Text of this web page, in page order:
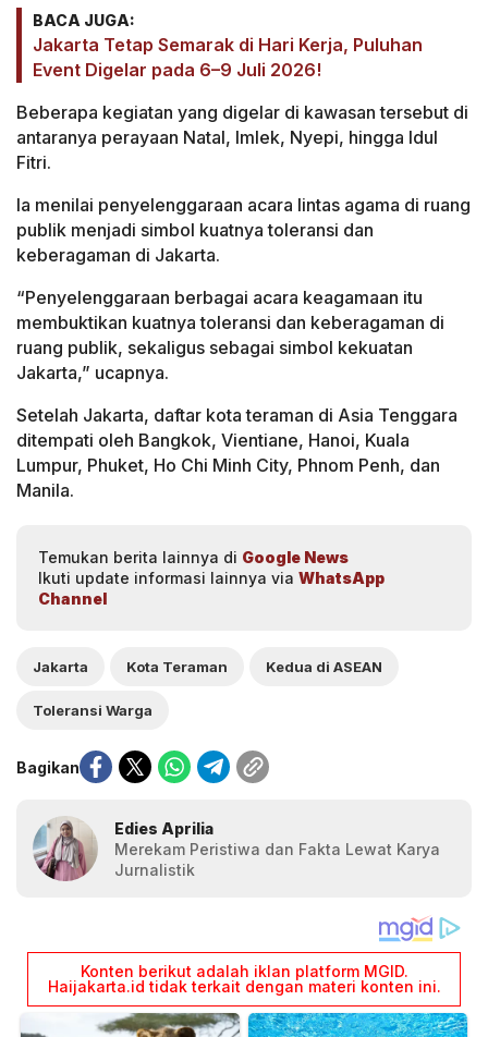
BACA JUGA:
Jakarta Tetap Semarak di Hari Kerja, Puluhan
Event Digelar pada 6–9 Juli 2026!
Beberapa kegiatan yang digelar di kawasan tersebut di
antaranya perayaan Natal, Imlek, Nyepi, hingga Idul
Fitri.
Ia menilai penyelenggaraan acara lintas agama di ruang
publik menjadi simbol kuatnya toleransi dan
keberagaman di Jakarta.
“Penyelenggaraan berbagai acara keagamaan itu
membuktikan kuatnya toleransi dan keberagaman di
ruang publik, sekaligus sebagai simbol kekuatan
Jakarta,” ucapnya.
Setelah Jakarta, daftar kota teraman di Asia Tenggara
ditempati oleh Bangkok, Vientiane, Hanoi, Kuala
Lumpur, Phuket, Ho Chi Minh City, Phnom Penh, dan
Manila.
Temukan berita lainnya di Google News
Ikuti update informasi lainnya via WhatsApp
Channel
Jakarta Kota Teraman Kedua di ASEAN
Toleransi Warga
Bagikan
Edies Aprilia
Merekam Peristiwa dan Fakta Lewat Karya
Jurnalistik